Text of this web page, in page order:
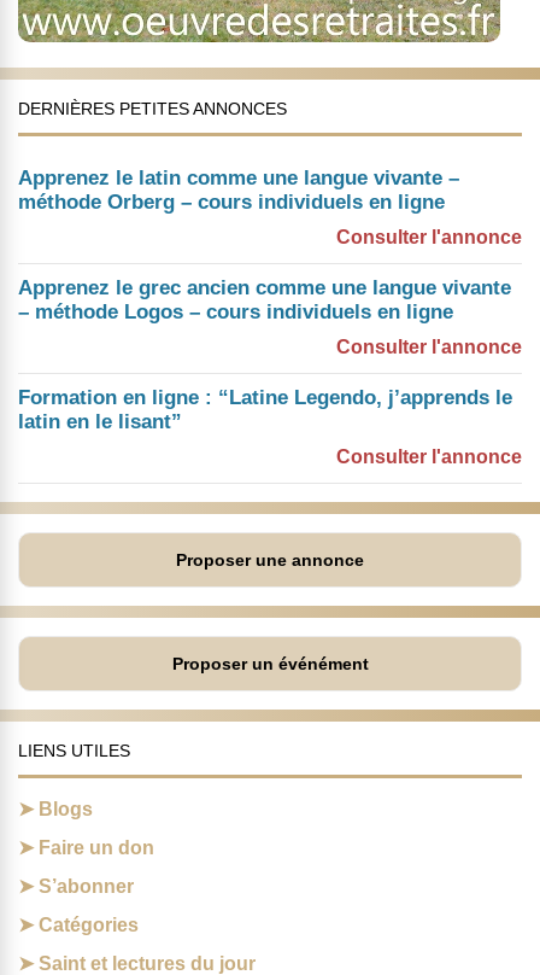
DERNIÈRES PETITES ANNONCES
Apprenez le latin comme une langue vivante –
méthode Orberg – cours individuels en ligne
Consulter l'annonce
Apprenez le grec ancien comme une langue vivante
– méthode Logos – cours individuels en ligne
Consulter l'annonce
Formation en ligne : “Latine Legendo, j’apprends le
latin en le lisant”
Consulter l'annonce
Proposer une annonce
Proposer un événément
LIENS UTILES
Blogs
Faire un don
S’abonner
Catégories
Saint et lectures du jour